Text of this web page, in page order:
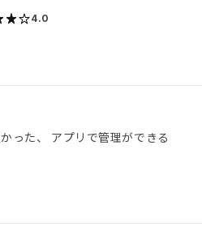
4.0
った、 アプリで管理ができる